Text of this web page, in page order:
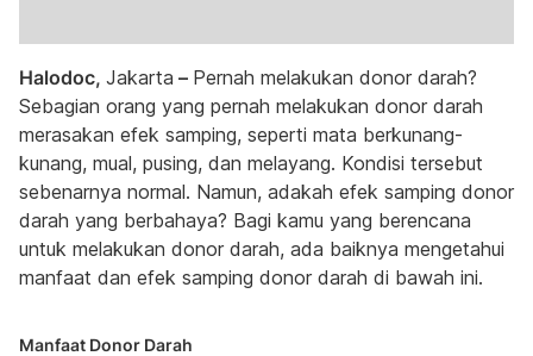
Halodoc, Jakarta – Pernah melakukan donor darah?
Sebagian orang yang pernah melakukan donor darah
merasakan efek samping, seperti mata berkunang-
kunang, mual, pusing, dan melayang. Kondisi tersebut
sebenarnya normal. Namun, adakah efek samping donor
darah yang berbahaya? Bagi kamu yang berencana
untuk melakukan donor darah, ada baiknya mengetahui
manfaat dan efek samping donor darah di bawah ini.
Manfaat Donor Darah